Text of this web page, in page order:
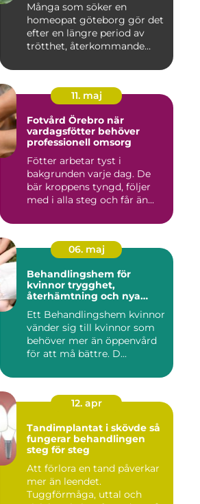
Många som söker en
homeopat göteborg gör det
efter en längre period av
trötthet, återkommande
11. maj
Fotvård Örebro när
vardagsfötter behöver
professionell omsorg
Fötter arbetar tyst i
bakgrunden varje dag. De
bär kroppens tyngd, följer
med i alla steg och får än...
06. maj
Behandlingshem för
kvinnor trygghet,
återhämtning och nya
Ett Behandlingshem kvinnor
vänder sig till kvinnor som
behöver mer än öppenvård
för att må bättre. D...
12. apr
Tandimplantat i skövde så
fungerar behandlingen
steg för steg
Att förlora en tand påverkar
mer än leendet.
Tuggförmåga, uttal och